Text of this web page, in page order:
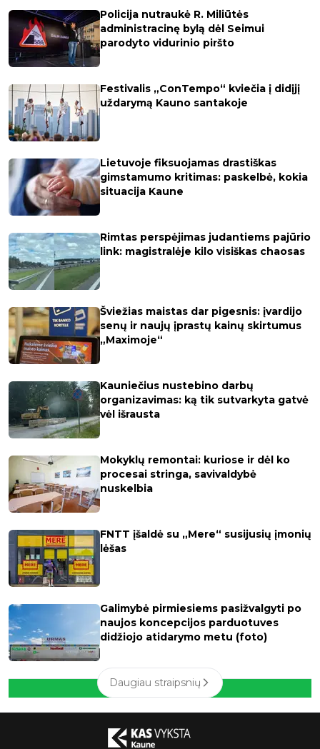
Policija nutraukė R. Miliūtės
administracinę bylą dėl Seimui
parodyto vidurinio piršto
Festivalis „ConTempo“ kviečia į didįjį
uždarymą Kauno santakoje
Lietuvoje fiksuojamas drastiškas
gimstamumo kritimas: paskelbė, kokia
situacija Kaune
Rimtas perspėjimas judantiems pajūrio
link: magistralėje kilo visiškas chaosas
Šviežias maistas dar pigesnis: įvardijo
senų ir naujų įprastų kainų skirtumus
„Maximoje“
Kauniečius nustebino darbų
organizavimas: ką tik sutvarkyta gatvė
vėl išrausta
Mokyklų remontai: kuriose ir dėl ko
procesai stringa, savivaldybė
nuskelbia
FNTT įšaldė su „Mere“ susijusių įmonių
lėšas
Galimybė pirmiesiems pasižvalgyti po
naujos koncepcijos parduotuves
didžiojo atidarymo metu (foto)
Daugiau straipsnių